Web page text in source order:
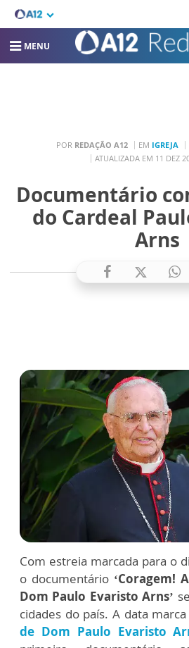
MENU
POR REDAÇÃO A12 EM IGREJA
ATUALIZADA EM 11 DEZ
Documentário
do Cardeal
Arns
Com estreia marcada para o
o documentário ‘Coragem!
Dom Paulo Evaristo Arns’
cidades do país. A data
de Dom Paulo Evaristo